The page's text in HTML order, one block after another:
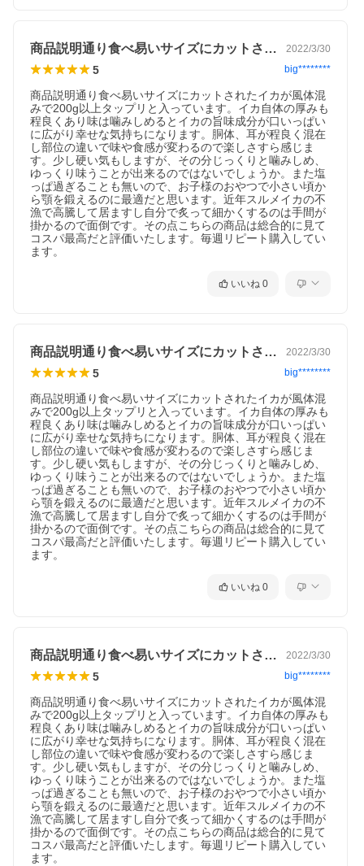
商品説明通り食べ易いサイズにカットされ… 2022/3/30
5 big********
商品説明通り食べ易いサイズにカットされたイカが風体混
みで200g以上タップリと入っています。イカ自体の厚みも
程良くあり味は噛みしめるとイカの旨味成分が口いっぱい
に広がり幸せな気持ちになります。胴体、耳が程良く混在
し部位の違いで味や食感が変わるので楽しさすら感じま
す。少し硬い気もしますが、その分じっくりと噛みしめ、
ゆっくり味うことが出来るのではないでしょうか。また塩
っぱ過ぎることも無いので、お子様のおやつで小さい頃か
ら顎を鍛えるのに最適だと思います。近年スルメイカの不
漁で高騰して居ますし自分で炙って細かくするのは手間が
掛かるので面倒です。その点こちらの商品は総合的に見て
コスパ最高だと評価いたします。毎週リピート購入してい
ます。
いいね 0
商品説明通り食べ易いサイズにカットされ… 2022/3/30
5 big********
商品説明通り食べ易いサイズにカットされたイカが風体混
みで200g以上タップリと入っています。イカ自体の厚みも
程良くあり味は噛みしめるとイカの旨味成分が口いっぱい
に広がり幸せな気持ちになります。胴体、耳が程良く混在
し部位の違いで味や食感が変わるので楽しさすら感じま
す。少し硬い気もしますが、その分じっくりと噛みしめ、
ゆっくり味うことが出来るのではないでしょうか。また塩
っぱ過ぎることも無いので、お子様のおやつで小さい頃か
ら顎を鍛えるのに最適だと思います。近年スルメイカの不
漁で高騰して居ますし自分で炙って細かくするのは手間が
掛かるので面倒です。その点こちらの商品は総合的に見て
コスパ最高だと評価いたします。毎週リピート購入してい
ます。
いいね 0
商品説明通り食べ易いサイズにカットされ… 2022/3/30
5 big********
商品説明通り食べ易いサイズにカットされたイカが風体混
みで200g以上タップリと入っています。イカ自体の厚みも
程良くあり味は噛みしめるとイカの旨味成分が口いっぱい
に広がり幸せな気持ちになります。胴体、耳が程良く混在
し部位の違いで味や食感が変わるので楽しさすら感じま
す。少し硬い気もしますが、その分じっくりと噛みしめ、
ゆっくり味うことが出来るのではないでしょうか。また塩
っぱ過ぎることも無いので、お子様のおやつで小さい頃か
ら顎を鍛えるのに最適だと思います。近年スルメイカの不
漁で高騰して居ますし自分で炙って細かくするのは手間が
掛かるので面倒です。その点こちらの商品は総合的に見て
コスパ最高だと評価いたします。毎週リピート購入してい
ます。